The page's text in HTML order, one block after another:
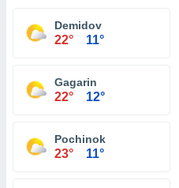
Demidov
22° 11°
Gagarin
22° 12°
Pochinok
23° 11°